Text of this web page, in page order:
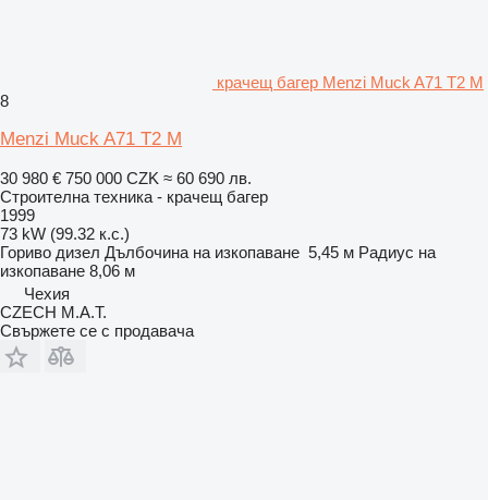
крачещ багер Menzi Muck A71 T2 M
8
Menzi Muck A71 T2 M
30 980 € 750 000 CZK ≈ 60 690 лв.
Строителна техника - крачещ багер
1999
73 kW (99.32 к.с.)
Гориво дизел Дълбочина на изкопаване 5,45 м Радиус на
изкопаване 8,06 м
Чехия
CZECH M.A.T.
Свържете се с продавача